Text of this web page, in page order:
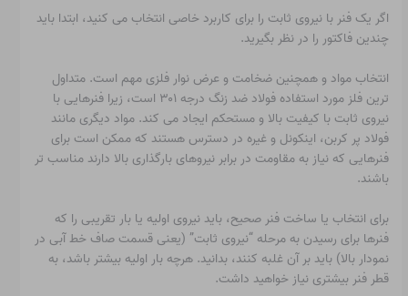
اگر یک فنر با نیروی ثابت را برای کاربرد خاصی انتخاب می کنید، ابتدا باید
چندین فاکتور را در نظر بگیرید.
انتخاب مواد و همچنین ضخامت و عرض نوار فلزی مهم است. متداول
ترین فلز مورد استفاده فولاد ضد زنگ درجه ۳۰۱ است، زیرا فنرهایی با
نیروی ثابت با کیفیت بالا و مستحکم ایجاد می کند. مواد دیگری مانند
فولاد پر کربن، اینکونل و غیره در دسترس هستند که ممکن است برای
فنرهایی که نیاز به مقاومت در برابر نیروهای بارگذاری بالا دارند مناسب تر
باشند.
برای انتخاب یا ساخت فنر صحیح، باید نیروی اولیه یا بار تقریبی را که
فنرها برای رسیدن به مرحله “نیروی ثابت” (یعنی قسمت صاف خط آبی در
نمودار بالا) باید بر آن غلبه کنند، بدانید. هرچه بار اولیه بیشتر باشد، به
قطر فنر بیشتری نیاز خواهید داشت.